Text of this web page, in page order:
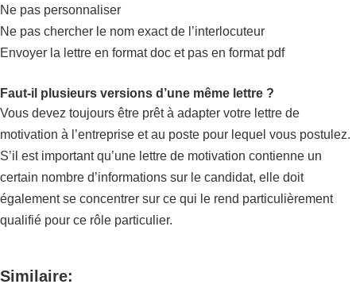
Ne pas personnaliser
Ne pas chercher le nom exact de l’interlocuteur
Envoyer la lettre en format doc et pas en format pdf
Faut-il plusieurs versions d’une même lettre ?
Vous devez toujours être prêt à adapter votre lettre de
motivation à l’entreprise et au poste pour lequel vous postulez.
S’il est important qu’une lettre de motivation contienne un
certain nombre d’informations sur le candidat, elle doit
également se concentrer sur ce qui le rend particulièrement
qualifié pour ce rôle particulier.
Similaire: